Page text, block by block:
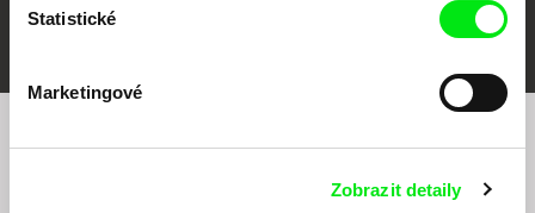
Statistické
Marketingové
Zobrazit detaily
Chcete být pravidelně informováni o našem
filmovém programu?